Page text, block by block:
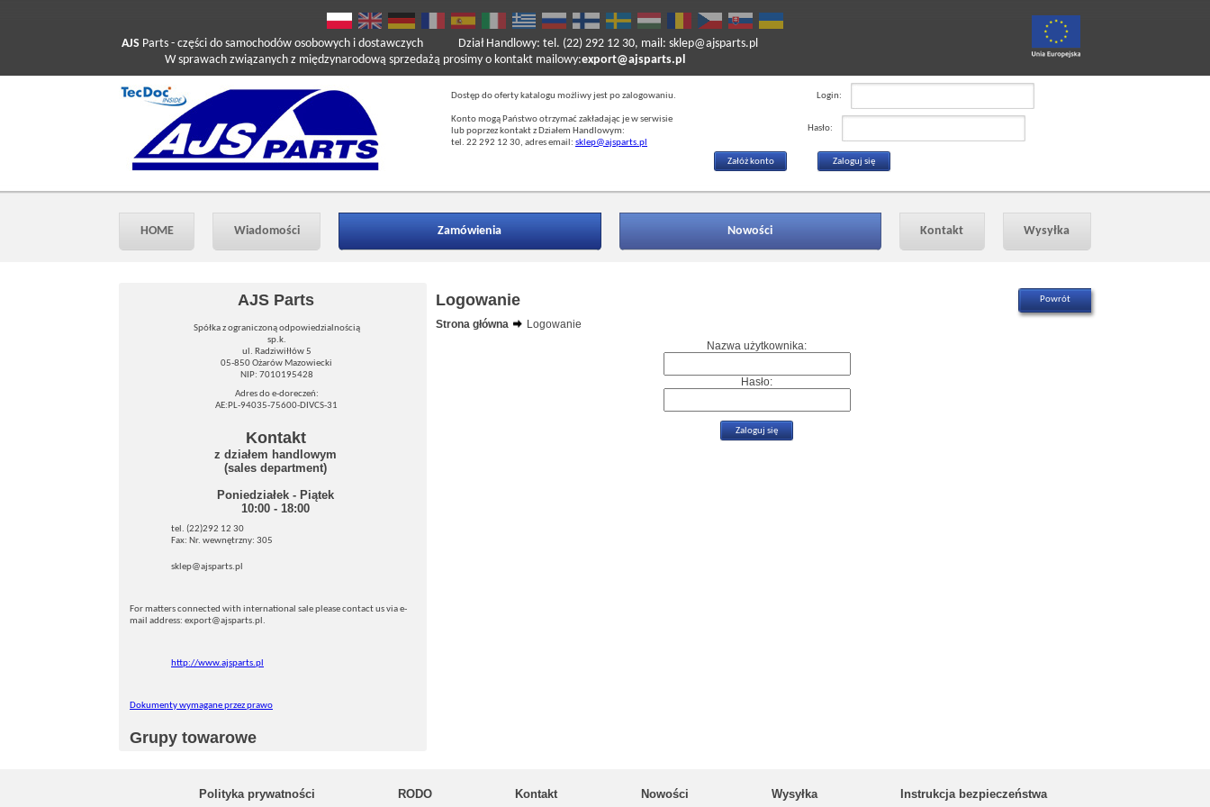
AJS Parts - części do samochodów osobowych i dostawczych
W sprawach związanych z międzynarodową sprzedażą prosimy o kontakt mailowy:export@ajsparts.pl
Dział Handlowy: tel. (22) 292 12 30, mail: sklep@ajsparts.pl
Dostęp do oferty katalogu możliwy jest po zalogowaniu.
Konto mogą Państwo otrzymać zakładając je w serwisie
lub poprzez kontakt z Działem Handlowym:
tel. 22 292 12 30, adres email: sklep@ajsparts.pl
Login:
Hasło:
Załóż konto
HOME Wiadomości Zamówienia Nowości Kontakt Wysyłka
AJS Parts
Spółka z ograniczoną odpowiedzialnością
sp.k.
ul. Radziwiłłów 5
05-850 Ożarów Mazowiecki
NIP: 7010195428
Adres do e-doreczeń:
AE:PL-94035-75600-DIVCS-31
Kontakt
z działem handlowym
(sales department)
Poniedziałek - Piątek
10:00 - 18:00
tel. (22)292 12 30
Fax: Nr. wewnętrzny: 305
sklep@ajsparts.pl
For matters connected with international sale please contact us via e-
mail address: export@ajsparts.pl.
http://www.ajsparts.pl
Dokumenty wymagane przez prawo
Grupy towarowe
Logowanie
Strona główna
Logowanie
Nazwa użytkownika:
Hasło:
Polityka prywatności RODO Kontakt Nowości Wysyłka Instrukcja bezpieczeństwa